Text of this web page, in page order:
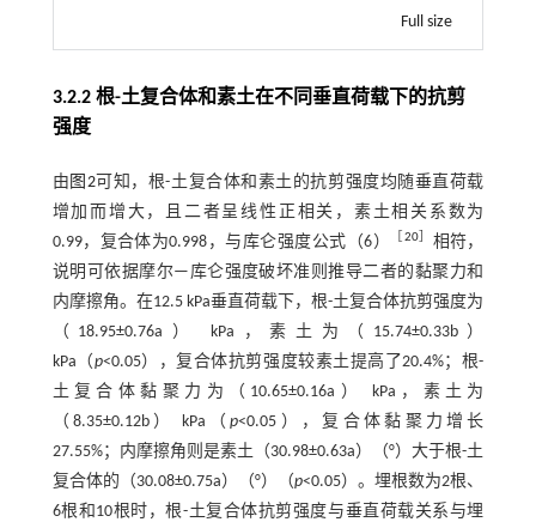
Full size
3.2.2 根-土复合体和素土在不同垂直荷载下的抗剪
强度
由 图2可知，根-土复合体和素土的抗剪强度均随垂直荷载
增加而增大，且二者呈线性正相关，素土相关系数为
0.99，复合体为0.998，与库仑强度 公式（6） 20］ 相符，
说明可依据摩尔—库仑强度破坏准则推导二者的黏聚力和
内摩擦角。在12.5 kPa垂直荷载下，根-土复合体抗剪强度为
（18.95±0.76a） kPa，素土为（15.74±0.33b）
kPa（ p<0.05），复合体抗剪强度较素土提高了20.4%；根-
土复合体黏聚力为（10.65±0.16a） kPa，素土为
（8.35±0.12b） kPa（p<0.05），复合体黏聚力增长
27.55%；内摩擦角则是素土（30.98±0.63a）（°）大于根-土
复合体的（30.08±0.75a）（°）（p<0.05）。埋根数为2根、
6根和10根时，根-土复合体抗剪强度与垂直荷载关系与埋